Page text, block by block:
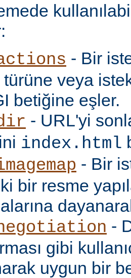
- Bir
türüne veya
betiğine eşler.
- URL'yi
index.html
- Bir
bir resme
-
gibi
uygun bir